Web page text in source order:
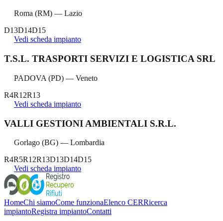
Roma (RM) — Lazio
D13D14D15
Vedi scheda impianto
T.S.L. TRASPORTI SERVIZI E LOGISTICA SRL
PADOVA (PD) — Veneto
R4R12R13
Vedi scheda impianto
VALLI GESTIONI AMBIENTALI S.R.L.
Gorlago (BG) — Lombardia
R4R5R12R13D13D14D15
Vedi scheda impianto
HomeChi siamoCome funzionaElenco CERRicerca
impiantoRegistra impiantoContatti